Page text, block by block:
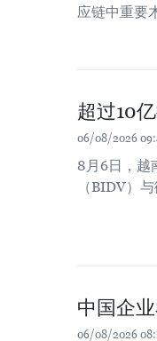
应链中重要
超过10
06/08/2026
8月6日，越
（BIDV）
中国企
06/08/2026